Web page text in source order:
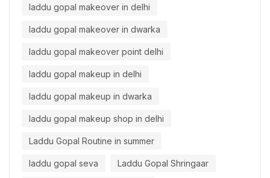
laddu gopal makeover in delhi
laddu gopal makeover in dwarka
laddu gopal makeover point delhi
laddu gopal makeup in delhi
laddu gopal makeup in dwarka
laddu gopal makeup shop in delhi
Laddu Gopal Routine in summer
laddu gopal seva Laddu Gopal Shringaar